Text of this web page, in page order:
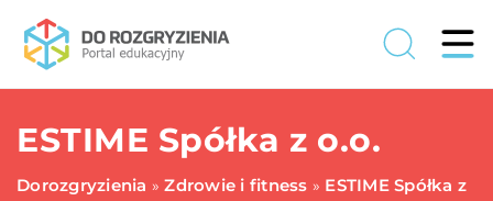
ESTIME Spółka z o.o.
Dorozgryzienia »Zdrowie i fitness » ESTIME Spółka z